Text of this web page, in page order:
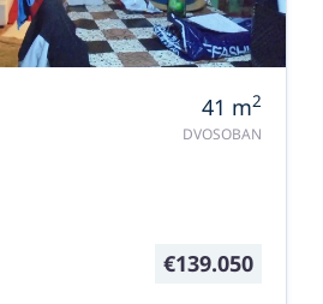
41 m2
DVOSOBAN
€139.050